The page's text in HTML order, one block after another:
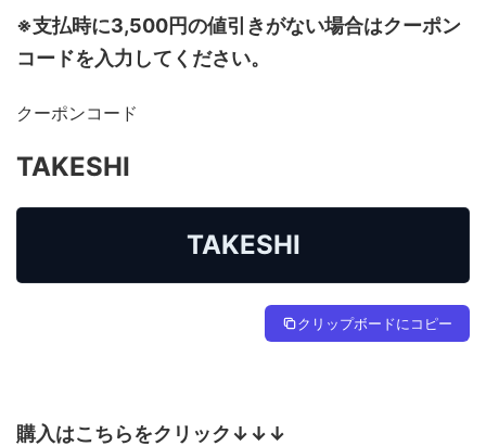
※支払時に3,500円の値引きがない場合はクーポン
コードを入力してください。
クーポンコード
TAKESHI
TAKESHI
クリップボードにコピー
購入はこちらをクリック↓↓↓